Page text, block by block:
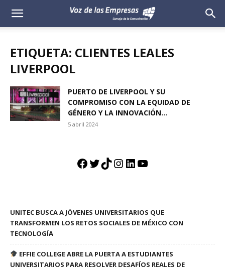
Voz
Empresas
ETIQUETA: CLIENTES LEALES
LIVERPOOL
PUERTO DE LIVERPOOL Y SU
COMPROMISO CON LA EQUIDAD DE
GÉNERO Y LA INNOVACIÓN...
5 abril 2024
Facebook
Twitter
TikTok
Instagram
LinkedIn
YouTube
UNITEC BUSCA A JÓVENES UNIVERSITARIOS QUE
TRANSFORMEN LOS RETOS SOCIALES DE MÉXICO CON
TECNOLOGÍA
EFFIE COLLEGE ABRE LA PUERTA A ESTUDIANTES
UNIVERSITARIOS PARA RESOLVER DESAFÍOS REALES DE